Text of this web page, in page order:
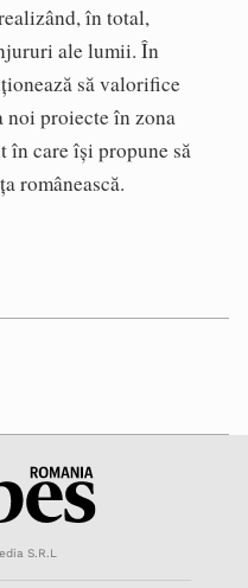
în total,
ale lumii. În
să valorifice
noi proiecte în zona
în care își propune să
românească.
S.R.L